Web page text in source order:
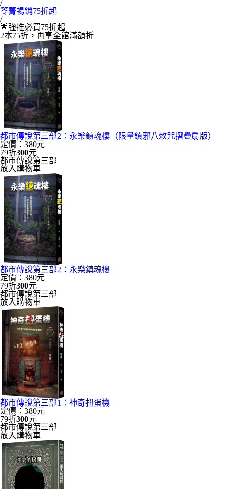
/
笭菁暢銷75折起
/
🌟強推必買75折起
2本75折，再享全館滿額折
都市傳說第三部2：永樂鎮魂樓（限量鎮邪八敕咒摺疊扇版）
定價：380元
79折300元
都市傳說第三部
放入購物車
都市傳說第三部2：永樂鎮魂樓
定價：380元
79折300元
都市傳說第三部
放入購物車
都市傳說第三部1：神奇扭蛋機
定價：380元
79折300元
都市傳說第三部
放入購物車